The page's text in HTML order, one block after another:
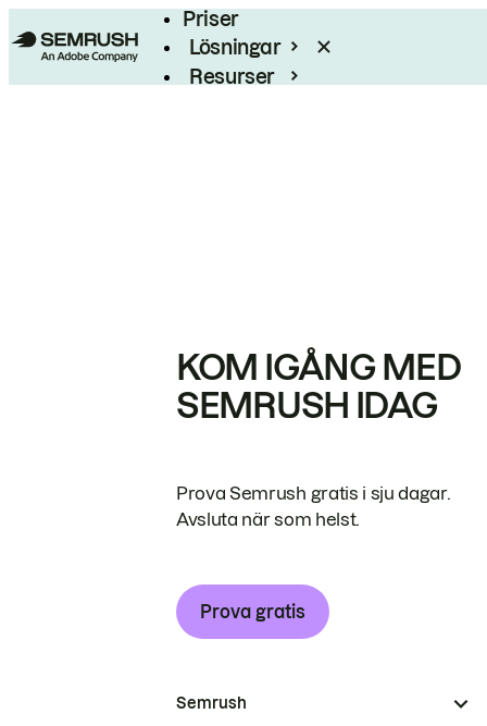
Priser
Lösningar
Resurser
KOM IGÅNG MED
SEMRUSH IDAG
Prova Semrush gratis i sju dagar.
Avsluta när som helst.
Prova gratis
Semrush